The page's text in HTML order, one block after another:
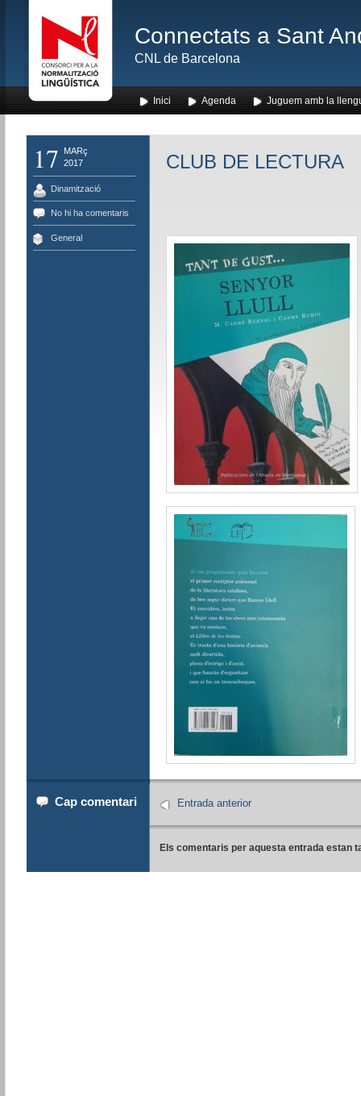
Connectats a Sant
CNL de Barcelona
Inici Agenda Juguem amb la
17
MARç
2017
Dinamització
No hi ha comentaris
General
CLUB DE LECTURA
Cap comentari Entrada anterior
Els comentaris per aquesta entrada estan